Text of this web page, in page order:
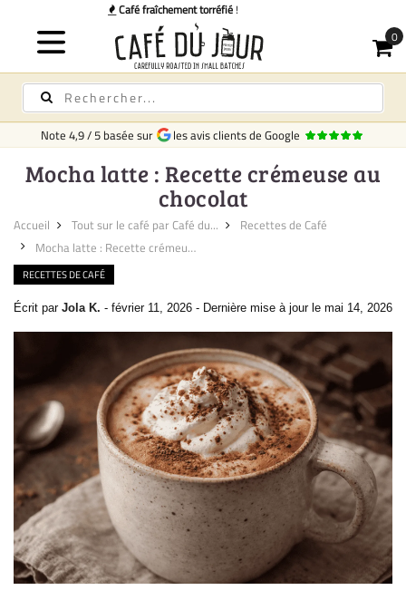
Livraison rapide
Note 4,9/5 basée sur les avis clients de Google
Mocha latte : Recette crémeuse au
chocolat
Accueil Tout sur le café par Café du...
Recettes de Café
Mocha latte : Recette crémeus...
RECETTES DE CAFÉ
Écrit par Jola K. - février 11, 2026 - Dernière mise à jour le mai 14, 2026